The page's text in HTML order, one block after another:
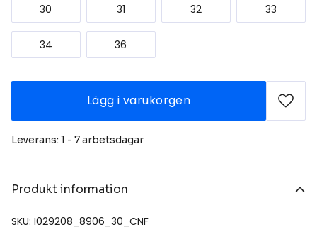
30 31 32 33
34 36
Lägg i varukorgen
Leverans: 1 - 7 arbetsdagar
Produkt information
SKU: I029208_8906_30_CNF